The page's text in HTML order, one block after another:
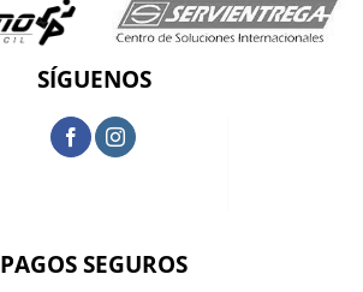
SÍGUENOS
PAGOS SEGUROS